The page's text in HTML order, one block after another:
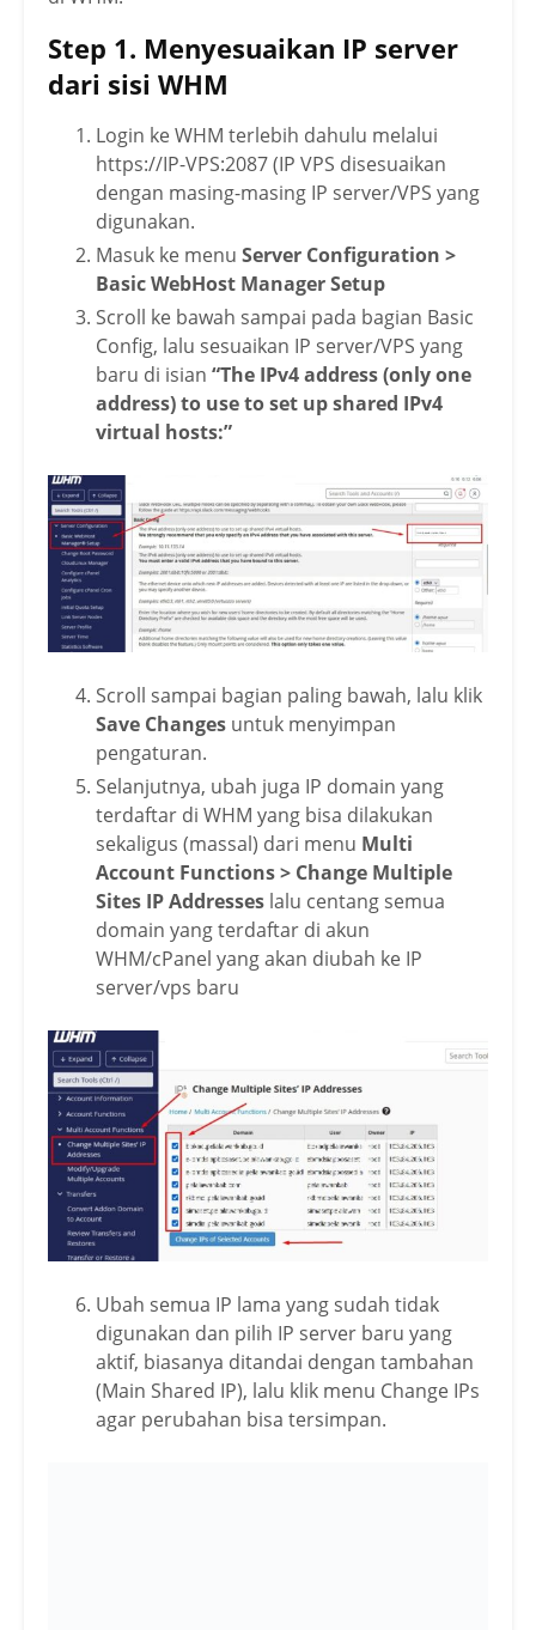
Step 1. Menyesuaikan IP server
dari sisi WHM
Login ke WHM terlebih dahulu melalui
https://IP-VPS:2087 (IP VPS disesuaikan
dengan masing-masing IP server/VPS yang
digunakan.
Masuk ke menu Server Configuration >
Basic WebHost Manager Setup
Scroll ke bawah sampai pada bagian Basic
Config, lalu sesuaikan IP server/VPS yang
baru di isian “The IPv4 address (only one
address) to use to set up shared IPv4
virtual hosts:”
Scroll sampai bagian paling bawah, lalu klik
Save Changes untuk menyimpan
pengaturan.
Selanjutnya, ubah juga IP domain yang
terdaftar di WHM yang bisa dilakukan
sekaligus (massal) dari menu Multi
Account Functions > Change Multiple
Sites IP Addresses lalu centang semua
domain yang terdaftar di akun
WHM/cPanel yang akan diubah ke IP
server/vps baru
Ubah semua IP lama yang sudah tidak
digunakan dan pilih IP server baru yang
aktif, biasanya ditandai dengan tambahan
(Main Shared IP), lalu klik menu Change IPs
agar perubahan bisa tersimpan.